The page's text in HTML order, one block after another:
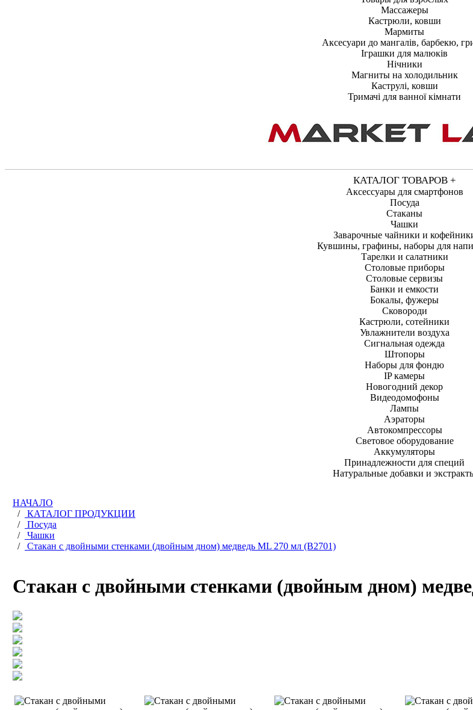
Массажеры
Кастрюли, ковши
Мармиты
Аксесуари до мангалів, барбекю,
Іграшки для малюків
Нічники
Магниты на холодильник
Каструлі, ковши
Тримачі для ванної кімнати
КАТАЛОГ ТОВАРОВ +
Аксессуары для смартфонов
Посуда
Стаканы
Чашки
Заварочные чайники и
Кувшины, графины, наборы для
Тарелки и салатники
Столовые приборы
Столовые сервизы
Банки и емкости
Бокалы, фужеры
Сковороди
Кастрюли, сотейники
Увлажнители воздуха
Сигнальная одежда
Штопоры
Наборы для фондю
IP камеры
Новогодний декор
Видеодомофоны
Лампы
Аэраторы
Автокомпрессоры
Световое оборудование
Аккумуляторы
Принадлежности для специй
Натуральные добавки и
НАЧАЛО
/
КАТАЛОГ ПРОДУКЦИИ
/
Посуда
/
Чашки
/
Стакан c двойными стенками (двойным дном) медведь ML 270 мл (B2701)
Стакан c двойными стенками (двойным дном)